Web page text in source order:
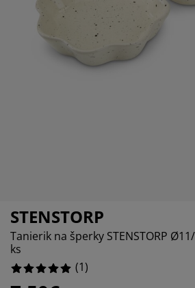
skrine
rámy
s úložným priestorom
nábytku
osvetlenie
STENSTORP
Tanierik na šperky STENSTORP
ks
(1)